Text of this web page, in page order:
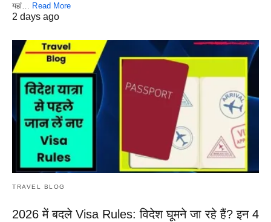
यहां…
Read More
2 days ago
TRAVEL BLOG
2026 में बदले Visa Rules: विदेश घूमने जा रहे हैं? इन 4